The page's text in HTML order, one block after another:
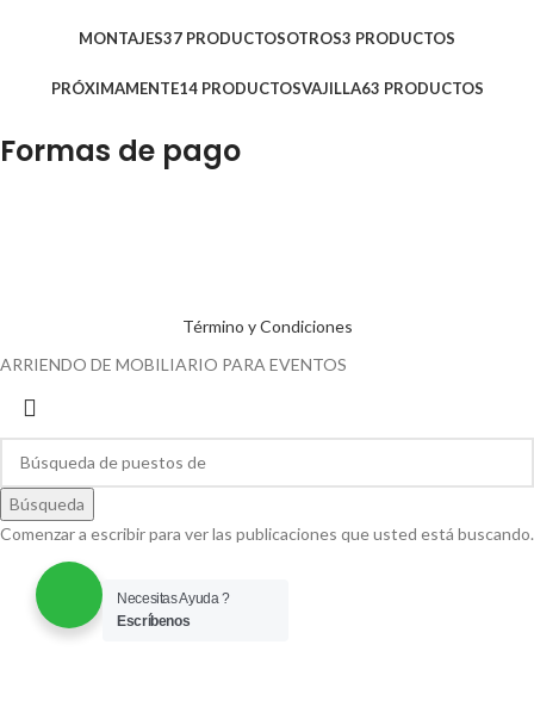
MONTAJES37 PRODUCTOSOTROS3 PRODUCTOS
PRÓXIMAMENTE14 PRODUCTOSVAJILLA63 PRODUCTOS
Formas de pago
Término y Condiciones
ARRIENDO DE MOBILIARIO PARA EVENTOS
Búsqueda
Comenzar a escribir para ver las publicaciones que usted está buscando.
Necesitas Ayuda ?
Escríbenos